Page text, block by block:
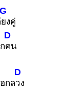
G
ยงคู่
D
คน
กล
D
วง